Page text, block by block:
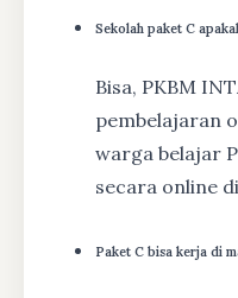
Sekolah paket C
Bisa, PKBM
pembelajaran
warga belajar
secara online
Paket C bisa kerja di